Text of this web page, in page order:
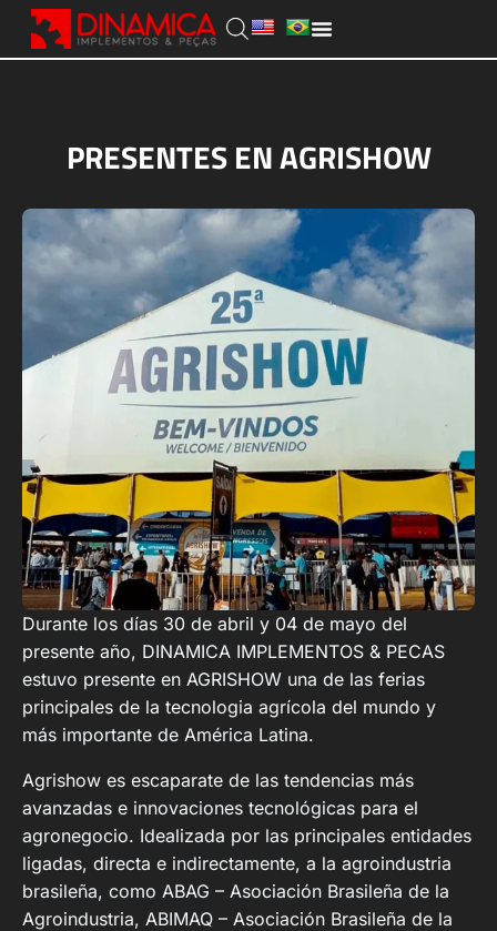
PRESENTES EN AGRISHOW
Durante los días 30 de abril y 04 de mayo del
presente año, DINAMICA IMPLEMENTOS & PECAS
estuvo presente en AGRISHOW una de las ferias
principales de la tecnologia agrícola del mundo y
más importante de América Latina.
Agrishow es escaparate de las tendencias más
avanzadas e innovaciones tecnológicas para el
agronegocio. Idealizada por las principales entidades
ligadas, directa e indirectamente, a la agroindustria
brasileña, como ABAG – Asociación Brasileña de la
Agroindustria, ABIMAQ – Asociación Brasileña de la